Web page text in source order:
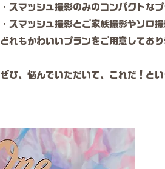
・スマッシュ撮影のみのコンパクト
・スマッシュ撮影とご家族撮影やソ
どれもかわいいプランをご用意してお
ぜひ、悩んでいただいて、これだ！と